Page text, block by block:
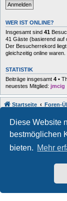
Diese Website
bestmöglichen
bieten. Mehr
WER IST ONLINE?
Insgesamt sind 41
41 Gäste (basierend auf
Der Besucherrekord
gleichzeitig online waren.
STATISTIK
Beiträge insgesamt 4 •
neuestes Mitglied: jmcig
Startseite Foren-